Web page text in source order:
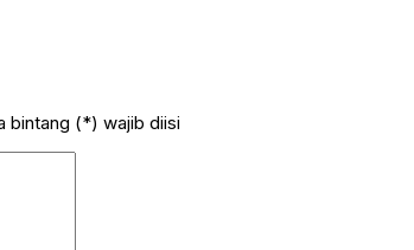
bintang (*) wajib diisi